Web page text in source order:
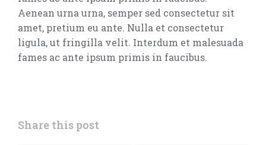
Aenean urna urna, semper sed consectetur sit
amet, pretium eu ante. Nulla et consectetur
ligula, ut fringilla velit. Interdum et malesuada
fames ac ante ipsum primis in faucibus.
Share this post